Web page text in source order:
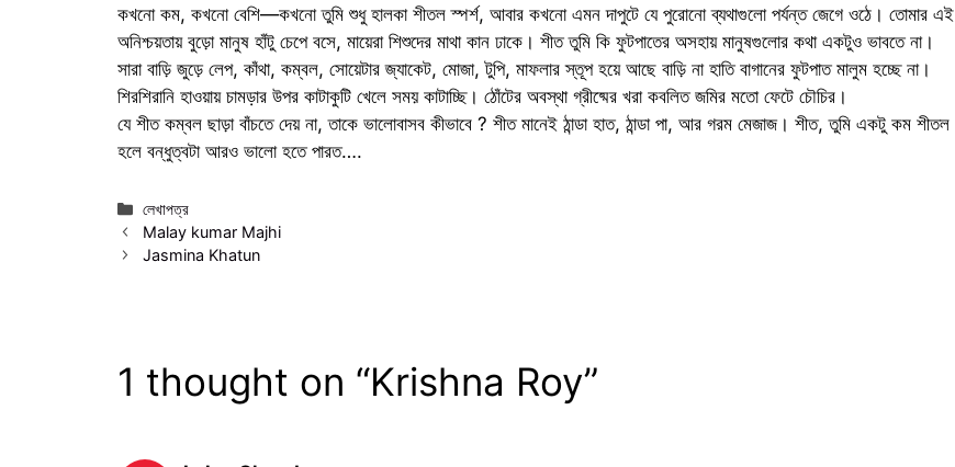
কখনো কম, কখনো বেশি—কখনো তুমি শুধু হালকা শীতল স্পর্শ, আবার কখনো এমন দাপুটে যে পুরোনো ব্যথাগুলো পর্যন্ত জেগে ওঠে। তোমার এই
অনিশ্চয়তায় বুড়ো মানুষ হাঁটু চেপে বসে, মায়েরা শিশুদের মাথা কান ঢাকে। শীত তুমি কি ফুটপাতের অসহায় মানুষগুলোর কথা একটুও ভাবতে না।
সারা বাড়ি জুড়ে লেপ, কাঁথা, কম্বল, সোয়েটার জ্যাকেট, মোজা, টুপি, মাফলার স্তূপ হয়ে আছে বাড়ি না হাতি বাগানের ফুটপাত মালুম হচ্ছে না।
শিরশিরানি হাওয়ায় চামড়ার উপর কাটাকুটি খেলে সময় কাটাচ্ছি। ঠোঁটের অবস্থা গ্রীষ্মের খরা কবলিত জমির মতো ফেটে চৌচির।
যে শীত কম্বল ছাড়া বাঁচতে দেয় না, তাকে ভালোবাসব কীভাবে ? শীত মানেই ঠান্ডা হাত, ঠান্ডা পা, আর গরম মেজাজ। শীত, তুমি একটু কম শীতল
হলে বন্ধুত্বটা আরও ভালো হতে পারত….
Categories
লেখাপত্র
Malay kumar Majhi
Jasmina Khatun
1 thought on “Krishna Roy”